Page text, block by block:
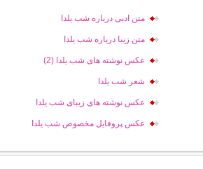
متن ادبی درباره شب یلدا
متن زیبا درباره شب یلدا
عکس نوشته های شب یلدا (2)
شعر شب یلدا
عکس نوشته های زیبای شب یلدا
عکس پروفایل مخصوص شب یلدا